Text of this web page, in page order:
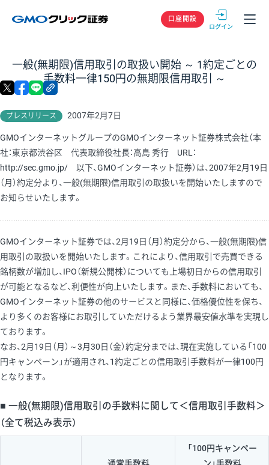
GMOクリック
口座開設
一般(無期限)信用取引の取扱い開始 ～ 1約定ごとの
手数料一律150円の無期限信用取引 ～
プレスリリース 2007年2月7日
X facebook
GMOインターネットグループのGMOインターネット証券株式会社（本
社：東京都渋谷区 代表取締役社長：高島 秀行 URL：
http://sec.gmo.jp/ 以下、GMOインターネット証券）は、2007年2月19日
（月）約定分より、一般(無期限)信用取引の取扱いを開始いたしますので
お知らせいたします。
GMOインターネット証券では、2月19日（月）約定分から、一般(無期限)信
用取引の取扱いを開始いたします。これにより、信用取引で売買できる
銘柄数が増加し、IPO（新規公開株）についても上場初日からの信用取引
が可能となるなど、利便性が向上いたします。また、手数料においても、
GMOインターネット証券の他のサービスと同様に、価格優位性を保ち、
より多くのお客様にお取引していただけるよう業界最安値水準を実現し
ております。
なお、2月19日（月）～3月30日（金）約定分までは、現在実施している「100
円キャンペーン」が適用され、1約定ごとの信用取引手数料が一律100円
となります。
■ 一般(無期限)信用取引の手数料に関して＜信用取引手数料＞
（全て税込み表示）
「100円キャンペー